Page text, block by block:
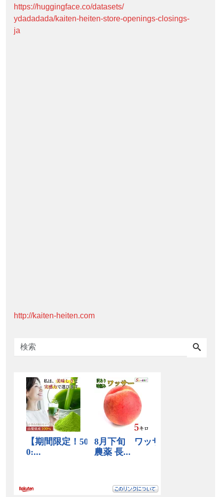
https://huggingface.co/datasets/
ydadadada/kaiten-heiten-store-openings-closings-
ja
http://kaiten-heiten.com